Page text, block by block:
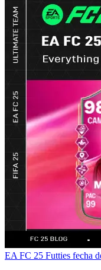
EA FC 25 Futties fecha